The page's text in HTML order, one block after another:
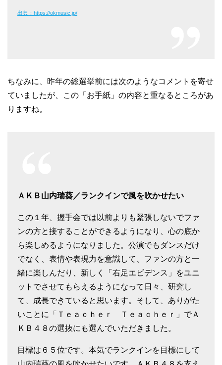
出典：https://okmusic.jp/
ちなみに、昨年の総選挙前には次のようなコメントを寄せ
ていましたが、この「お手紙」の内容と重なるところがあ
りますね。
ＡＫＢ山内瑞葵／ランクインで風を吹かせたい
この１年、握手会では以前よりも緊張しないでファ
ンの方と接することができるようになり、心の底か
ら楽しめるようになりました。公演でもダンスだけ
でなく、表情や表現力を意識して、ファンの方と一
緒に楽しんだり、新しく「右足エビデンス」をユニ
ットでさせてもらえるようになって日々、研究し
て、成長できていると思います。そして、ありがた
いことに「Ｔｅａｃｈｅｒ Ｔｅａｃｈｅｒ」でＡ
ＫＢ４８の選抜にも選んでいただきました。
目標は６５位です。本気でランクインを目標にして